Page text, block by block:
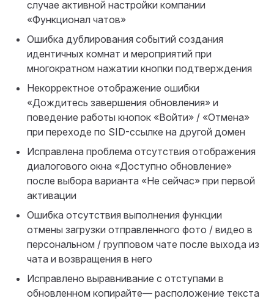
случае активной настройки компании
«Функционал чатов»
Ошибка дублирования событий создания
идентичных комнат и мероприятий при
многократном нажатии кнопки подтверждения
Некорректное отображение ошибки
«Дождитесь завершения обновления» и
поведение работы кнопок «Войти» / «Отмена»
при переходе по SID-ссылке на другой домен
Исправлена проблема отсутствия отображения
диалогового окна «Доступно обновление»
после выбора варианта «Не сейчас» при первой
активации
Ошибка отсутствия выполнения функции
отмены загрузки отправленного фото / видео в
персональном / групповом чате после выхода из
чата и возвращения в него
Исправлено выравнивание с отступами в
обновленном копирайте— расположение текста